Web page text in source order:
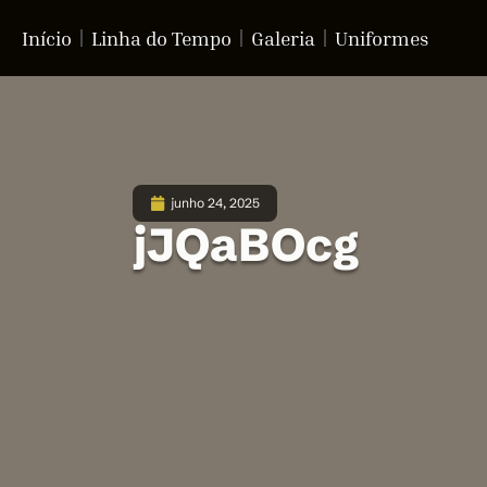
Início Linha do Tempo Galeria Uniformes
junho 24, 2025
jJQaBOcg